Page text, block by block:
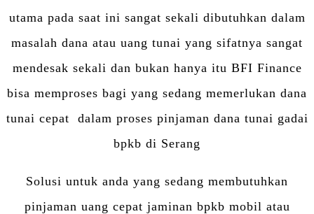
utama pada saat ini sangat sekali dibutuhkan dalam
masalah dana atau uang tunai yang sifatnya sangat
mendesak sekali dan bukan hanya itu BFI Finance
bisa memproses bagi yang sedang memerlukan dana
tunai cepat dalam proses pinjaman dana tunai gadai
bpkb di Serang
Solusi untuk anda yang sedang membutuhkan
pinjaman uang cepat jaminan bpkb mobil atau